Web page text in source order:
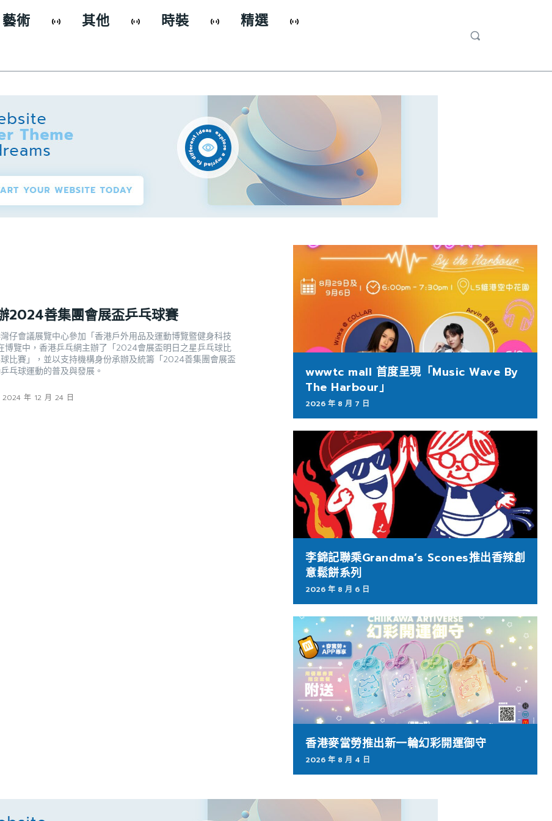
藝術 其他 時裝
精選
2024善集團會展盃乒乓球賽
仔會議展覽中心參加「香港戶外用品及運動博覽暨健身科技
覽中，香港乒乓網主辦了「2024會展盃明日之星乒乓球比
比賽」，並以支持機構身份承辦及統籌「2024善集團會展盃
乓球運動的普及與發展。
2024 年 12 月 24 日
wwwtc mall 首度呈現「Music Wave By
The Harbour」
2026 年 8 月 7 日
李錦記聯乘Grandma’s Scones推出香辣創
意鬆餅系列
2026 年 8 月 6 日
香港麥當勞推出新一輪幻彩開運御守
2026 年 8 月 4 日